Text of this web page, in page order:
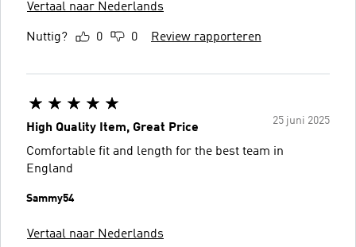
Vertaal naar Nederlands
Nuttig? 0 0 Review rapporteren
25 juni 2025
High Quality Item, Great Price
Comfortable fit and length for the best team in
England
Sammy54
Vertaal naar Nederlands